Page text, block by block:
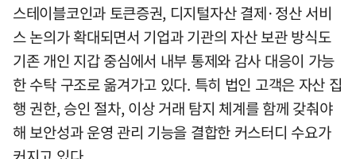
스테이블코인과 토큰증권, 디지털자산 결제·정산 서비
스 논의가 확대되면서 기업과 기관의 자산 보관 방식도
기존 개인 지갑 중심에서 내부 통제와 감사 대응이 가능
한 수탁 구조로 옮겨가고 있다. 특히 법인 고객은 자산 집
행 권한, 승인 절차, 이상 거래 탐지 체계를 함께 갖춰야
해 보안성과 운영 관리 기능을 결합한 커스터디 수요가